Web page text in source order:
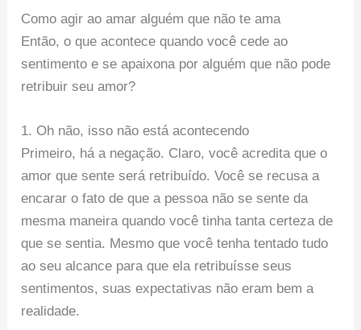
Como agir ao amar alguém que não te ama
Então, o que acontece quando você cede ao
sentimento e se apaixona por alguém que não pode
retribuir seu amor?
1. Oh não, isso não está acontecendo
Primeiro, há a negação. Claro, você acredita que o
amor que sente será retribuído. Você se recusa a
encarar o fato de que a pessoa não se sente da
mesma maneira quando você tinha tanta certeza de
que se sentia. Mesmo que você tenha tentado tudo
ao seu alcance para que ela retribuísse seus
sentimentos, suas expectativas não eram bem a
realidade.